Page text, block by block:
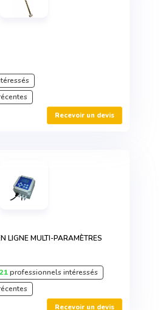
Recevoir un devis
LIGNE MULTI-PARAMÈTRES
21professionnels intéressés
Recevoir un devis